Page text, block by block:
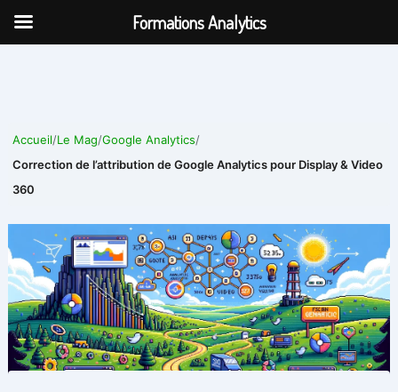
Aller
Accueil/Le Mag/Google Analytics/
Correction de l’attribution de Google Analytics pour Display & Video
360
Formations Analytics